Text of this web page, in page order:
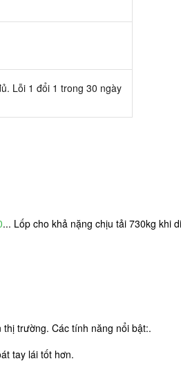
Lỗi 1 đổi 1 trong 30 ngày
... Lốp cho khả nặng chịu tải 730kg khi
trường. Các tính năng nổi bật:.
tay lái tốt hơn.